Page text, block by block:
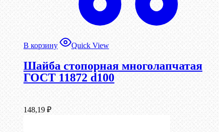
В корзину Quick View
Шайба стопорная многолапчатая
ГОСТ 11872 d100
148,19 ₽